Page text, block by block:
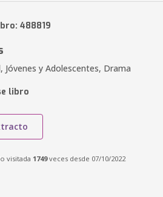
488819
Jóvenes y Adolescentes, Drama
libro
visitada 1749veces desde 07/10/2022